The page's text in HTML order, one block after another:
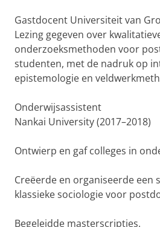
a
g
e
d
I
n
r
c
h
P
o
r
a
l
Gastdocent Universiteit van
Lezing gegeven over
onderzoeksmethoden voor
studenten, met de nadruk op
epistemologie en
Onderwijsassistent
Nankai University (2017–2018)
Ontwierp en gaf colleges in
Creëerde en organiseerde een
klassieke sociologie voor
Begeleidde masterscripties.